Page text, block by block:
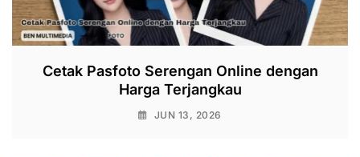
Cetak Pasfoto Serengan Online dengan
Harga Terjangkau
JUN 13, 2026